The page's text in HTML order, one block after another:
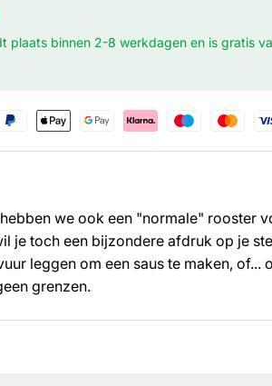
plaats binnen 2-8 werkdagen en is gratis
we ook een "normale" rooster
je toch een bijzondere afdruk op je
leggen om een saus te maken, of...
grenzen.